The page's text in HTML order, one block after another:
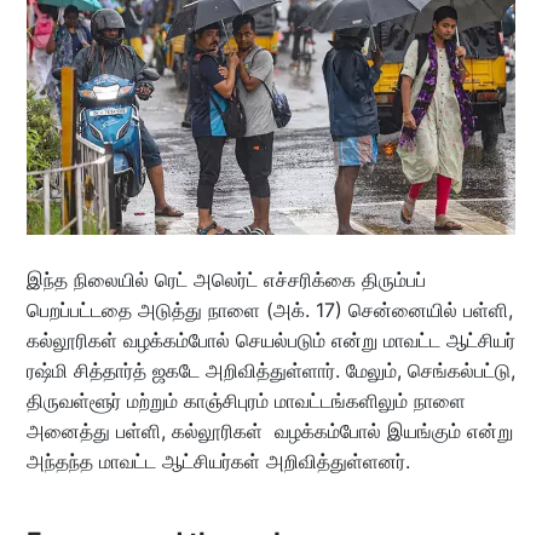
இந்த நிலையில் ரெட் அலெர்ட் எச்சரிக்கை திரும்பப்
பெறப்பட்டதை அடுத்து நாளை (அக். 17) சென்னையில் பள்ளி,
கல்லூரிகள் வழக்கம்போல் செயல்படும் என்று மாவட்ட ஆட்சியர்
ரஷ்மி சித்தார்த் ஜகடே அறிவித்துள்ளார். மேலும், செங்கல்பட்டு,
திருவள்ளூர் மற்றும் காஞ்சிபுரம் மாவட்டங்களிலும் நாளை
அனைத்து பள்ளி, கல்லூரிகள் வழக்கம்போல் இயங்கும் என்று
அந்தந்த மாவட்ட ஆட்சியர்கள் அறிவித்துள்ளனர்.